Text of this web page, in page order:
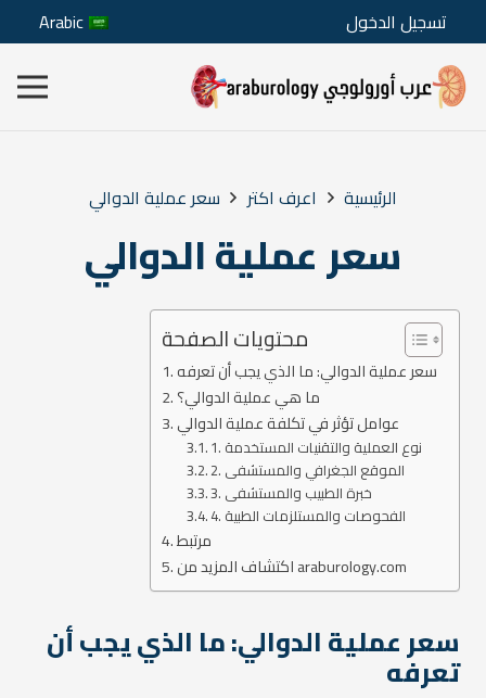
تسجيل الدخول Arabic
الرئيسية اعرف اكتر سعر عملية الدوالي
سعر عملية الدوالي
محتويات الصفحة
سعر عملية الدوالي: ما الذي يجب أن تعرفه
ما هي عملية الدوالي؟
عوامل تؤثر في تكلفة عملية الدوالي
1. نوع العملية والتقنيات المستخدمة
2. الموقع الجغرافي والمستشفى
3. خبرة الطبيب والمستشفى
4. الفحوصات والمستلزمات الطبية
مرتبط
اكتشاف المزيد من araburology.com
سعر عملية الدوالي: ما الذي يجب أن
تعرفه